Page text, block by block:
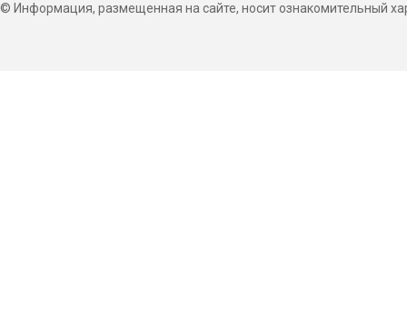
© Информация, размещенная на сайте, носит ознакомительный